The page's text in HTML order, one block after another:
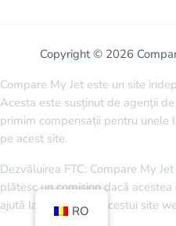
Copyright © 2026
Compare My Jet este un site
Acesta este susținut de agenții
primim compensații pentru unele
pe acest site.
Dezvăluirea FTC: Compare My
plătesc un comision dacă
ajută la menținerea acestui site
RO